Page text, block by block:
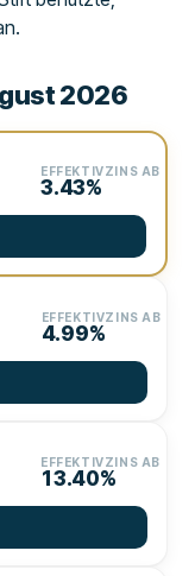
2026
EFFEKTIVZINS AB
3.43%
EFFEKTIVZINS AB
4.99%
EFFEKTIVZINS AB
13.40%